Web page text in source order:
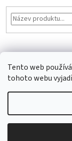
Tento web
tohoto webu